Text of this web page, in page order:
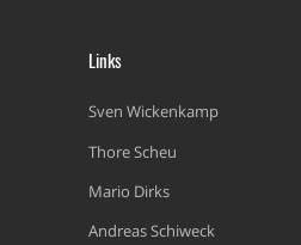
Links
Sven Wickenkamp
Thore Scheu
Mario Dirks
Andreas Schiweck